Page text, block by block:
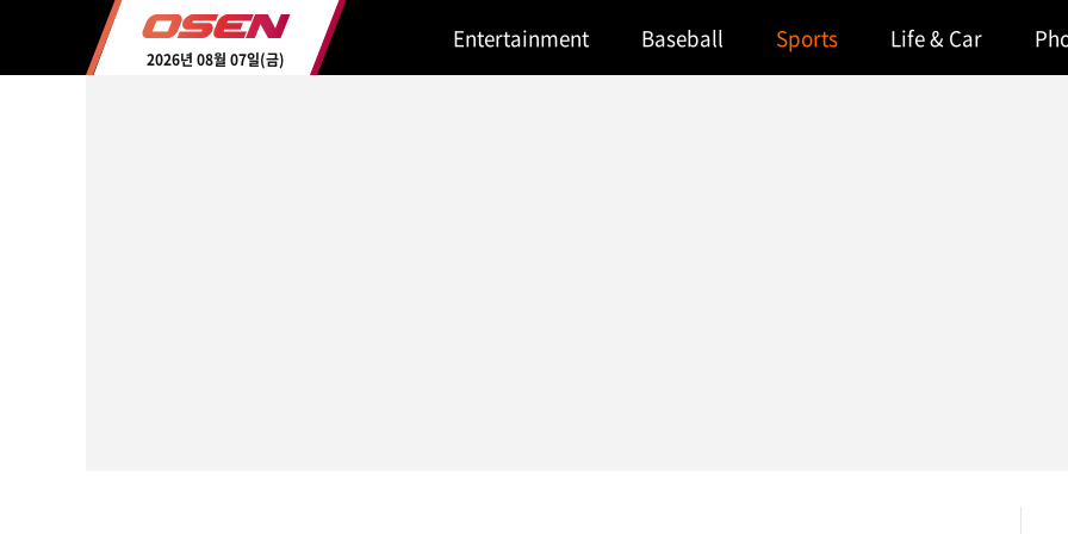
2026년 08월 07일(금)
Entertainment Baseball Sports Life & Car